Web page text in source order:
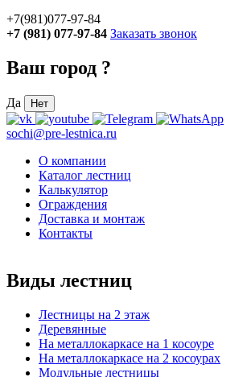
+7(981)077-97-84
+7 (981) 077-97-84 Заказать звонок
Ваш город ?
Да Нет
sochi@pre-lestnica.ru
О компании
Каталог лестниц
Калькулятор
Ограждения
Доставка и монтаж
Контакты
Виды лестниц
Лестницы на 2 этаж
Деревянные
На металлокаркасе на 1 косоуре
На металлокаркасе на 2 косоурах
Модульные лестницы